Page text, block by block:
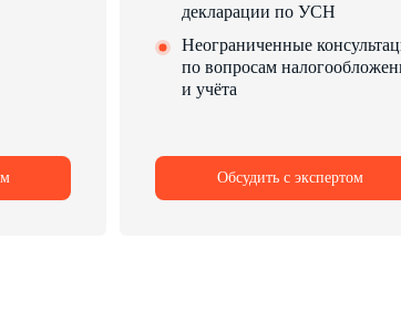
декларации по УСН
Неограниченные
по вопросам
и учёта
Обсудить с экспертом